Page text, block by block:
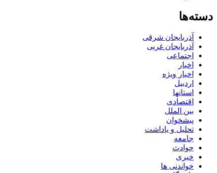
دسته‌ها
آذربایجان شرقی
آذربایجان غربی
اجتماعی
اخبار
اخبار ویژه
اردبیل
استانها
اقتصادی
بین الملل
پیشخوان
تحلیل و یاداشت
جامعه
حوادث
خبری
خواندنی ها